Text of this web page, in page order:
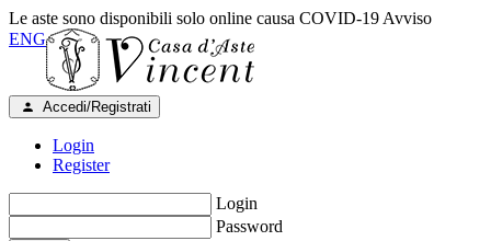
Le aste sono disponibili solo online causa COVID-19 Avviso
ENG
Accedi/Registrati
Login
Register
Login
Password